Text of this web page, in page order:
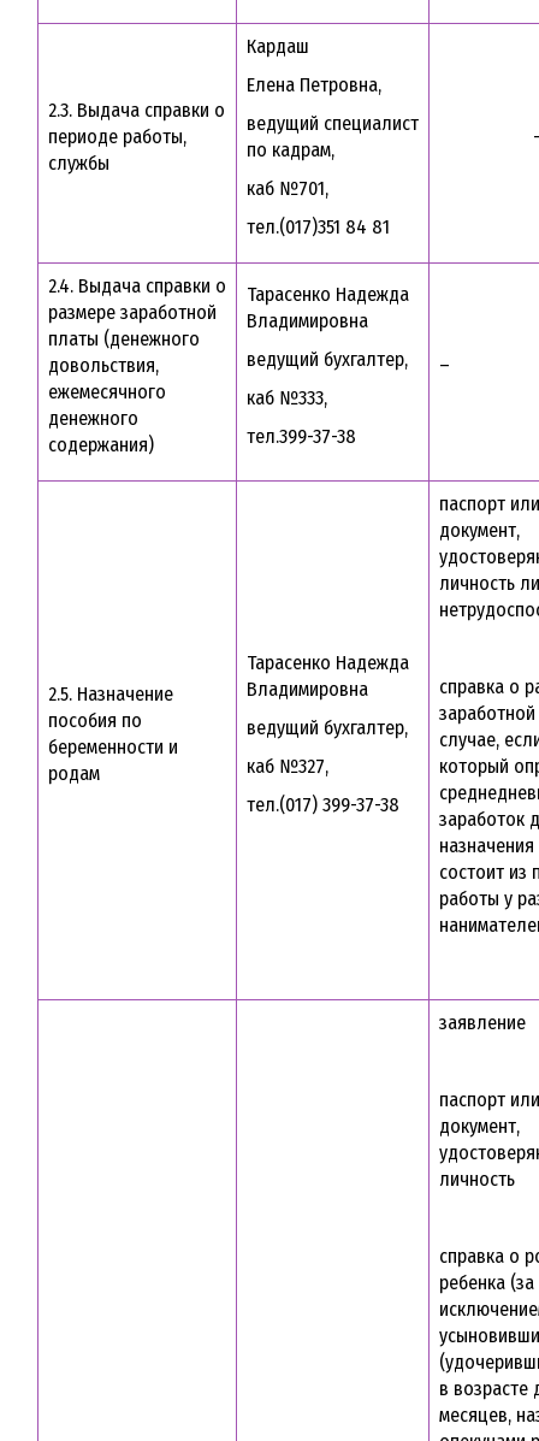
2.3. Выдача справки о
периоде работы,
службы
Кардаш
Елена Петровна,
ведущий специалист
по кадрам,
каб №701,
тел.(017)351 84 81
2.4. Выдача справки о
размере заработной
платы (денежного
довольствия,
ежемесячного
денежного
содержания)
Тарасенко Надежда
Владимировна
ведущий бухгалтер,
каб №333,
тел.399-37-38
–
2.5. Назначение
пособия по
беременности и
родам
Тарасенко Надежда
Владимировна
ведущий бухгалтер,
каб №327,
тел.(017) 399-37-38
паспорт
документ,
личность
справка о
случае,
который
заработок
состоит из
работы у
заявление
паспорт
документ,
личность
справка о
ребенка (за
в возрасте
месяцев,